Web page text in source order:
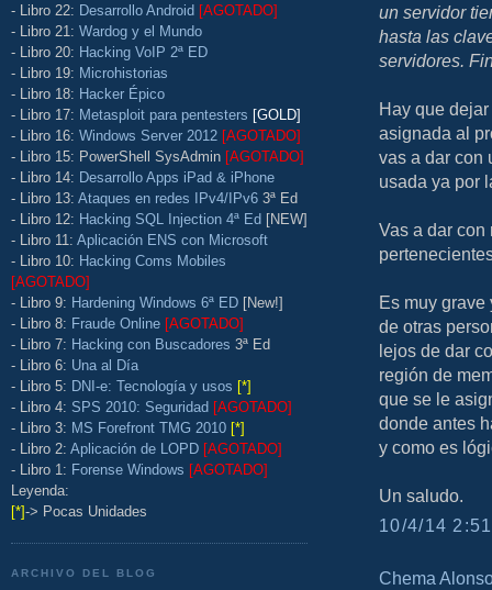
- Libro 22: Desarrollo Android [AGOTADO]
- Libro 21: Wardog y el Mundo
- Libro 20: Hacking VoIP 2ª ED
- Libro 19: Microhistorias
- Libro 18: Hacker Épico
- Libro 17: Metasploit para pentesters [GOLD]
- Libro 16: Windows Server 2012 [AGOTADO]
- Libro 15: PowerShell SysAdmin [AGOTADO]
- Libro 14: Desarrollo Apps iPad & iPhone
- Libro 13: Ataques en redes IPv4/IPv6 3ª Ed
- Libro 12: Hacking SQL Injection 4ª Ed [NEW]
- Libro 11: Aplicación ENS con Microsoft
- Libro 10: Hacking Coms Mobiles
[AGOTADO]
- Libro 9: Hardening Windows 6ª ED [New!]
- Libro 8: Fraude Online [AGOTADO]
- Libro 7: Hacking con Buscadores 3ª Ed
- Libro 6: Una al Día
- Libro 5: DNI-e: Tecnología y usos [*]
- Libro 4: SPS 2010: Seguridad [AGOTADO]
- Libro 3: MS Forefront TMG 2010 [*]
- Libro 2: Aplicación de LOPD [AGOTADO]
- Libro 1: Forense Windows [AGOTADO]
Leyenda:
[*]-> Pocas Unidades
ARCHIVO DEL BLOG
un servidor
hasta las
servidores.
Hay que
asignada al
vas a dar con
usada ya por
Vas a dar
Es muy
de otras
lejos de dar
región de
que se le
donde antes
y como es
Un saludo.
10/4/14
Chema